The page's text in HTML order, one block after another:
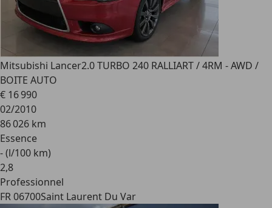
Mitsubishi Lancer2.0 TURBO 240 RALLIART / 4RM - AWD /
BOITE AUTO
€ 16 990
02/2010
86 026 km
Essence
- (l/100 km)
2,8
Professionnel
FR 06700Saint Laurent Du Var